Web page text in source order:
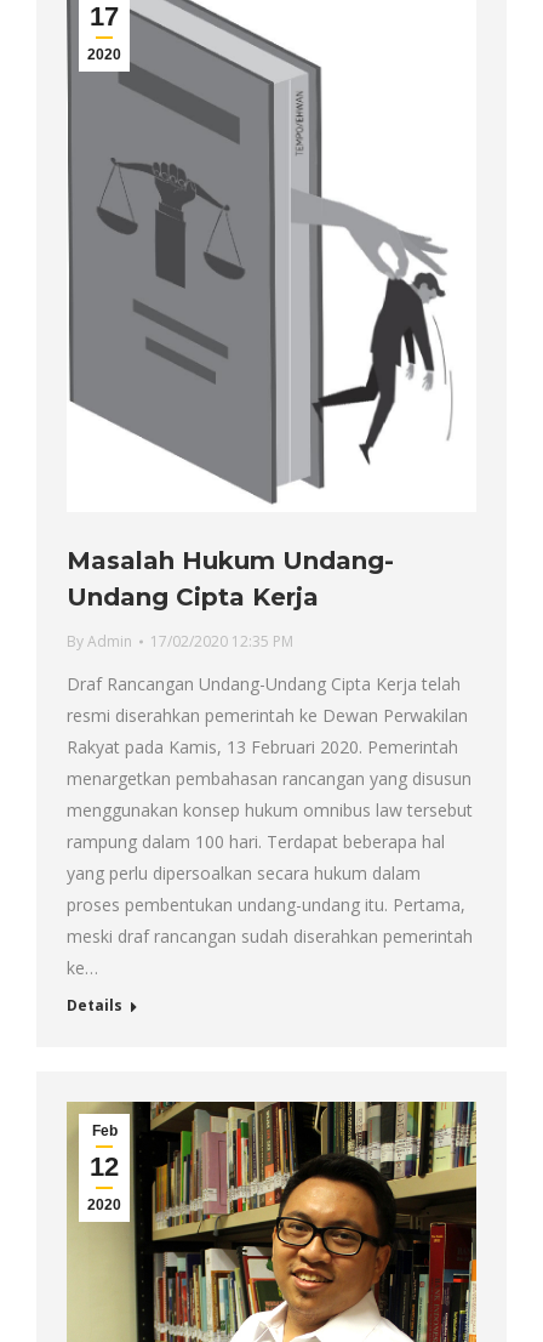
17
2020
Masalah Hukum Undang-
Undang Cipta Kerja
ByAdmin 17/02/2020 12:35 PM
Draf Rancangan Undang-Undang Cipta Kerja telah
resmi diserahkan pemerintah ke Dewan Perwakilan
Rakyat pada Kamis, 13 Februari 2020. Pemerintah
menargetkan pembahasan rancangan yang disusun
menggunakan konsep hukum omnibus law tersebut
rampung dalam 100 hari. Terdapat beberapa hal
yang perlu dipersoalkan secara hukum dalam
proses pembentukan undang-undang itu. Pertama,
meski draf rancangan sudah diserahkan pemerintah
ke…
Details
Feb
12
2020